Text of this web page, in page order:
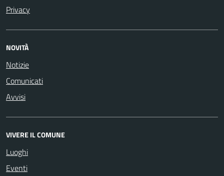
Privacy
NOVITÀ
Notizie
Comunicati
Avvisi
VIVERE IL COMUNE
Luoghi
Eventi